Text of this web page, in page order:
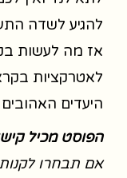
להגיע לשדה
אז מה לעשות
לאטרקציות
היעדים
הפוסט מכיל
אם תבחרו